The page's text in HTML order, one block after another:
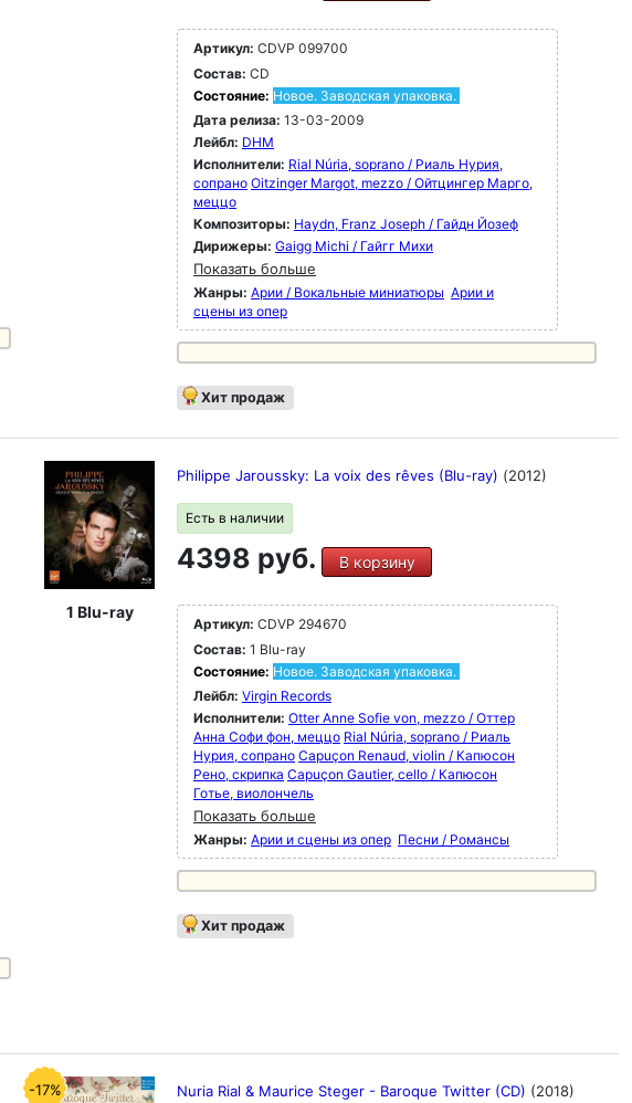
Артикул: CDVP 099700
Состав: CD
Состояние: Новое. Заводская упаковка.
Дата релиза: 13-03-2009
Лейбл: DHM
Исполнители: Rial Núria, soprano / Риаль Нурия,
сопрано Oitzinger Margot, mezzo / Ойтцингер Марго,
меццо
Композиторы: Haydn, Franz Joseph / Гайдн Йозеф
Дирижеры: Gaigg Michi / Гайгг Михи
Показать больше
Жанры: Арии / Вокальные миниатюры Арии и
сцены из опер
Хит продаж
1 Blu-ray
Philippe Jaroussky: La voix des rêves (Blu-ray) (2012)
Есть в наличии
4398 руб. В корзину
Артикул: CDVP 294670
Состав: 1 Blu-ray
Состояние: Новое. Заводская упаковка.
Лейбл: Virgin Records
Исполнители: Otter Anne Sofie von, mezzo / Оттер
Анна Софи фон, меццо Rial Núria, soprano / Риаль
Нурия, сопрано Capuçon Renaud, violin / Капюсон
Рено, скрипка Capuçon Gautier, cello / Капюсон
Готье, виолончель
Показать больше
Жанры: Арии и сцены из опер Песни / Романсы
Хит продаж
-17% Nuria Rial & Maurice Steger - Baroque Twitter (CD) (2018)